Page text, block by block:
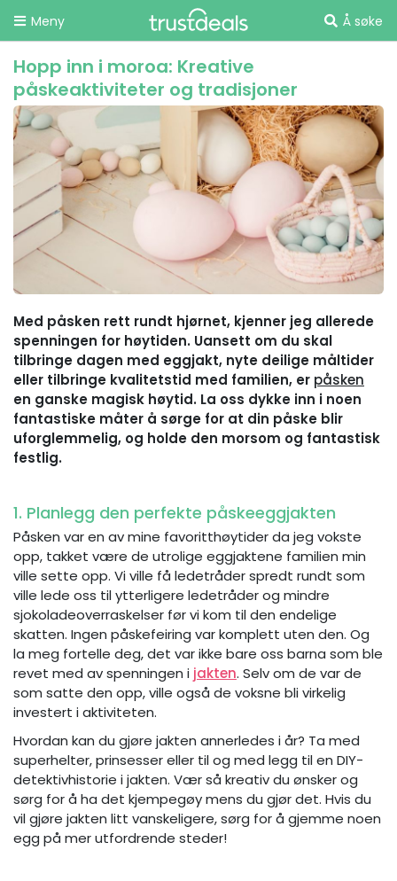
Meny Å søke
Hopp inn i moroa: Kreative
påskeaktiviteter og tradisjoner
Med påsken rett rundt hjørnet, kjenner jeg allerede
spenningen for høytiden. Uansett om du skal
tilbringe dagen med eggjakt, nyte deilige måltider
eller tilbringe kvalitetstid med familien, er påsken
en ganske magisk høytid. La oss dykke inn i noen
fantastiske måter å sørge for at din påske blir
uforglemmelig, og holde den morsom og fantastisk
festlig.
1. Planlegg den perfekte påskeeggjakten
Påsken var en av mine favoritthøytider da jeg vokste
opp, takket være de utrolige eggjaktene familien min
ville sette opp. Vi ville få ledetråder spredt rundt som
ville lede oss til ytterligere ledetråder og mindre
sjokoladeoverraskelser før vi kom til den endelige
skatten. Ingen påskefeiring var komplett uten den. Og
la meg fortelle deg, det var ikke bare oss barna som ble
revet med av spenningen i jakten. Selv om de var de
som satte den opp, ville også de voksne bli virkelig
investert i aktiviteten.
Hvordan kan du gjøre jakten annerledes i år? Ta med
superhelter, prinsesser eller til og med legg til en DIY-
detektivhistorie i jakten. Vær så kreativ du ønsker og
sørg for å ha det kjempegøy mens du gjør det. Hvis du
vil gjøre jakten litt vanskeligere, sørg for å gjemme noen
egg på mer utfordrende steder!